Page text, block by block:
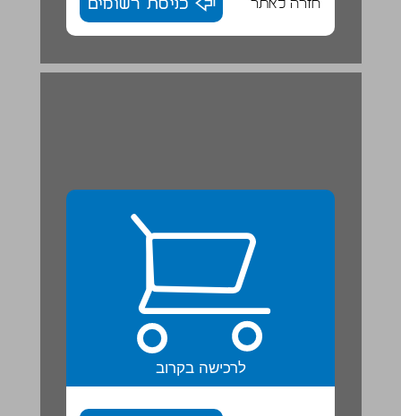
חזרה לאתר כניסת רשומים
לרכישה בקרוב